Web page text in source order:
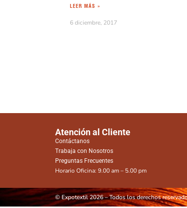
LEER MÁS »
6 diciembre, 2017
Atención al Cliente
Contáctanos
Trabaja con Nosotros
Preguntas Frecuentes
Horario Oficina: 9.00 am – 5.00 pm
© Expotextil 2026 – Todos los derechos